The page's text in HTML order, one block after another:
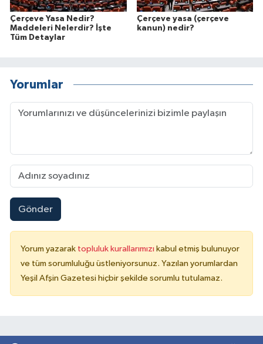
Çerçeve Yasa Nedir?
Maddeleri Nelerdir? İşte
Tüm Detaylar
Çerçeve yasa (çerçeve
kanun) nedir?
Yorumlar
Gönder
Yorum yazarak topluluk kurallarımızı kabul etmiş bulunuyor
ve tüm sorumluluğu üstleniyorsunuz. Yazılan yorumlardan
Yeşil Afşin Gazetesi hiçbir şekilde sorumlu tutulamaz.